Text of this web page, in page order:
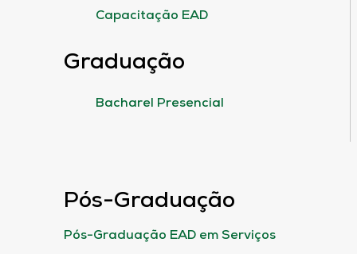
Capacitação EAD
Graduação
Bacharel Presencial
Pós-Graduação
Pós-Graduação EAD em Serviços